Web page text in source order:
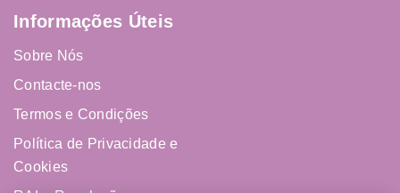
Informações Úteis
Sobre Nós
Contacte-nos
Termos e Condições
Política de Privacidade e
Cookies